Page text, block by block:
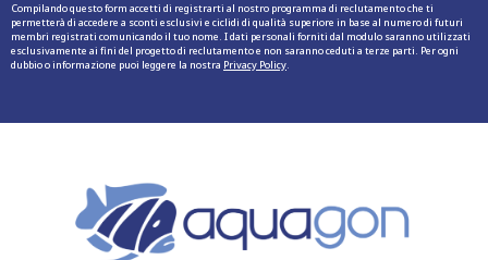
Compilando questo form accetti di registrarti al nostro programma di reclutamento che ti
permetterà di accedere a sconti esclusivi e ciclidi di qualità superiore in base al numero di futuri
membri registrati comunicando il tuo nome. I dati personali forniti dal modulo saranno utilizzati
esclusivamente ai fini del progetto di reclutamento e non saranno ceduti a terze parti. Per ogni
dubbio o informazione puoi leggere la nostra Privacy Policy.